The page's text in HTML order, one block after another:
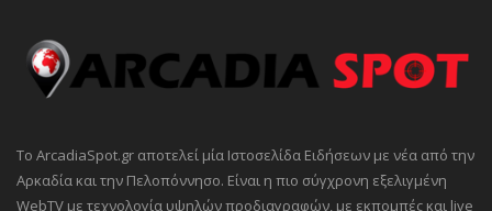
Το ArcadiaSpot.gr αποτελεί μία Ιστοσελίδα Ειδήσεων με νέα από την
Αρκαδία και την Πελοπόννησο. Είναι η πιο σύγχρονη εξελιγμένη
WebTV με τεχνολογία υψηλών προδιαγραφών, με εκπομπές και live